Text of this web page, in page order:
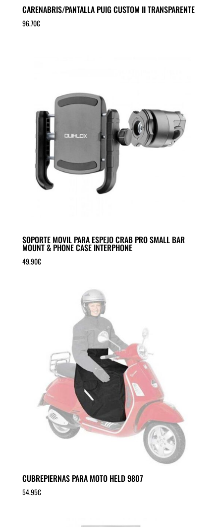
CARENABRIS/PANTALLA PUIG CUSTOM II TRANSPARENTE
96.70€
SOPORTE MOVIL PARA ESPEJO CRAB PRO SMALL BAR
MOUNT & PHONE CASE INTERPHONE
49.90€
CUBREPIERNAS PARA MOTO HELD 9807
54.95€